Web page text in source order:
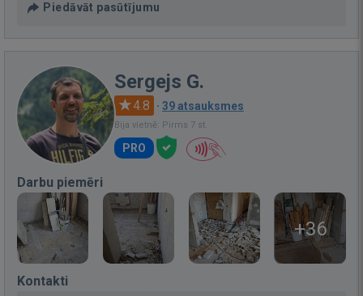
Piedāvāt pasūtījumu
Sergejs G.
4.8 · 39 atsauksmes
Bija vietnē: Pirms 7 st.
PRO
Darbu piemēri
+36
Kontakti